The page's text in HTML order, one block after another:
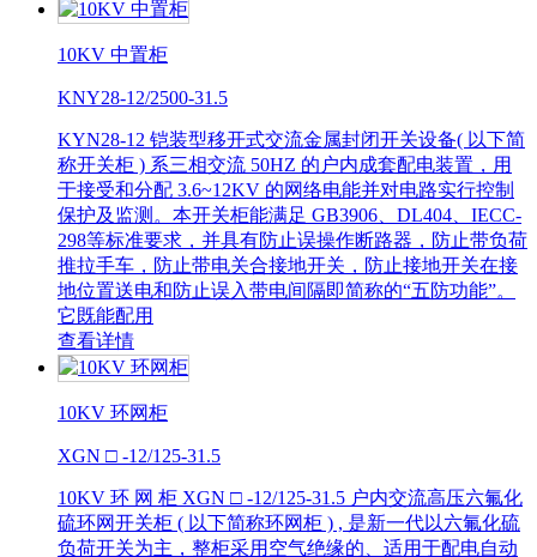
10KV 中置柜
KNY28-12/2500-31.5
KYN28-12 铠装型移开式交流金属封闭开关设备( 以下简
称开关柜 ) 系三相交流 50HZ 的户内成套配电装置，用
于接受和分配 3.6~12KV 的网络电能并对电路实行控制
保护及监测。本开关柜能满足 GB3906、DL404、IECC-
298等标准要求，并具有防止误操作断路器，防止带负荷
推拉手车，防止带电关合接地开关，防止接地开关在接
地位置送电和防止误入带电间隔即简称的“五防功能”。
它既能配用
查看详情
10KV 环网柜
XGN □ -12/125-31.5
10KV 环 网 柜 XGN □ -12/125-31.5 户内交流高压六氟化
硫环网开关柜 ( 以下简称环网柜 ) , 是新一代以六氟化硫
负荷开关为主，整柜采用空气绝缘的、适用于配电自动